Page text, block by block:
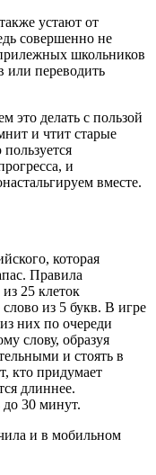
устают от
совершенно не
школьников
или переводить
делать с пользой
и чтит старые
и
вместе.
которая
Правила
25 клеток
из 5 букв. В игре
них по очереди
слову, образуя
и стоять в
кто придумает
длиннее.
до 30 минут.
и в мобильном